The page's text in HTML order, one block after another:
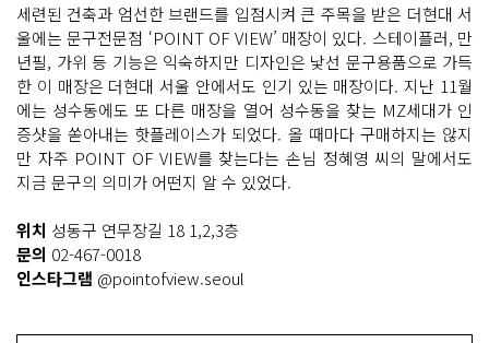
세련된 건축과 엄선한 브랜드를 입점시켜 큰 주목을 받은 더현대 서
울에는 문구전문점 ‘POINT OF VIEW’ 매장이 있다. 스테이플러, 만
년필, 가위 등 기능은 익숙하지만 디자인은 낯선 문구용품으로 가득
한 이 매장은 더현대 서울 안에서도 인기 있는 매장이다. 지난 11월
에는 성수동에도 또 다른 매장을 열어 성수동을 찾는 MZ세대가 인
증샷을 쏟아내는 핫플레이스가 되었다. 올 때마다 구매하지는 않지
만 자주 POINT OF VIEW를 찾는다는 손님 정혜영 씨의 말에서도
지금 문구의 의미가 어떤지 알 수 있었다.
위치 성동구 연무장길 18 1,2,3층
문의 02-467-0018
인스타그램 @pointofview.seoul